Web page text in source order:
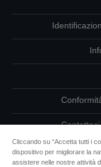
Cliccando su “Accetta tutti i
dispositivo per migliorare la
assistere nelle nostre attività